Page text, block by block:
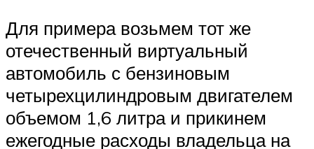
Для примера возьмем тот же
отечественный виртуальный
автомобиль с бензиновым
четырехцилиндровым двигателем
объемом 1,6 литра и прикинем
ежегодные расходы владельца на